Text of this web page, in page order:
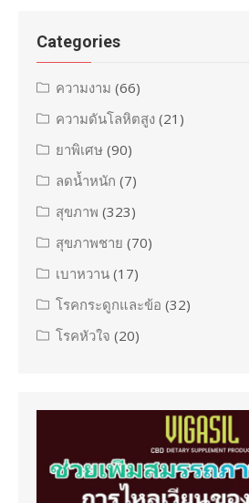
Categories
ความงาม (66)
ความดันโลหิตสูง (21)
ยาพิเศษ (90)
ลดน้ำหนัก (7)
สุขภาพ (323)
สุขภาพชาย (70)
เบาหวาน (17)
โรคกระดูกและข้อ (32)
โรคหัวใจ (20)